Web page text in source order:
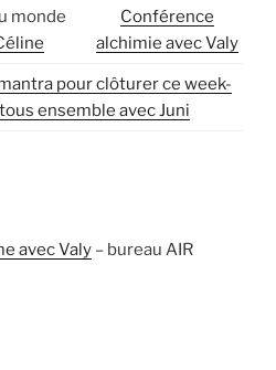
monde
Conférence
alchimie avec Valy
pour clôturer ce week-
ensemble avec Juni
avec Valy – bureau AIR